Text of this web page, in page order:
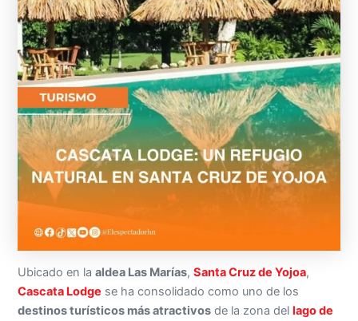
Ubicado en laaldea Las Marías,Santa Cruz de Yojoa,
Cascata Lodge se ha consolidado como uno de los
destinos turísticos más atractivos de la zona dellago de